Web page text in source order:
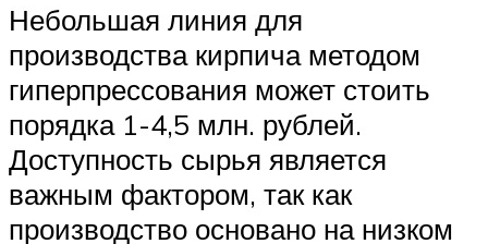
Небольшая линия для
производства кирпича методом
гиперпрессования может стоить
порядка 1-4,5 млн. рублей.
Доступность сырья является
важным фактором, так как
производство основано на низком